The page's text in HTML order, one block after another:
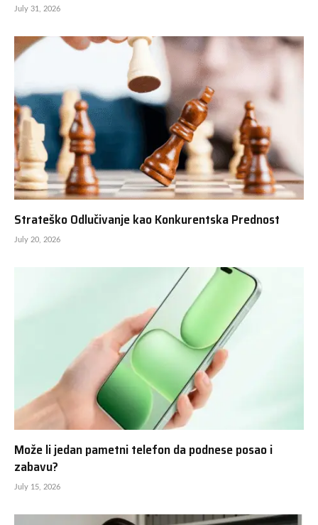
July 31, 2026
Strateško Odlučivanje kao Konkurentska Prednost
July 20, 2026
Može li jedan pametni telefon da podnese posao i
zabavu?
July 15, 2026